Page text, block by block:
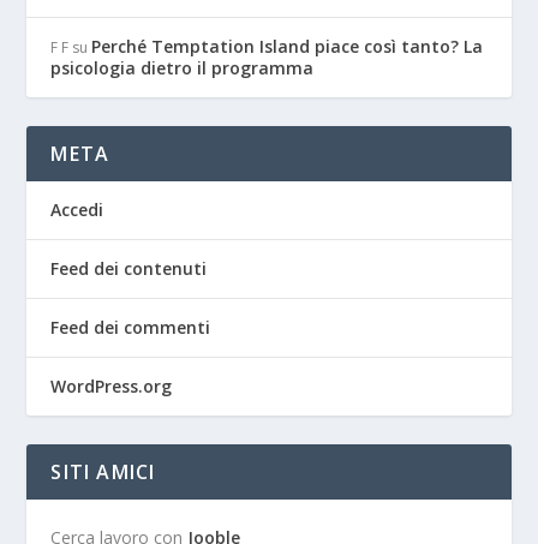
F F su Perché Temptation Island piace così tanto? La
psicologia dietro il programma
META
Accedi
Feed dei contenuti
Feed dei commenti
WordPress.org
SITI AMICI
Cerca lavoro con Jooble